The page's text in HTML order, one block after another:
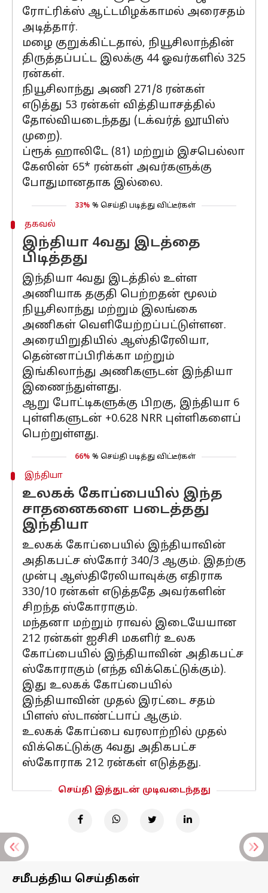
ரோட்ரிக்ஸ் ஆட்டமிழக்காமல் அரைசதம்
அடித்தார்.
மழை குறுக்கிட்டதால், நியூசிலாந்தின்
திருத்தப்பட்ட இலக்கு 44 ஓவர்களில் 325
ரன்கள்.
நியூசிலாந்து அணி 271/8 ரன்கள்
எடுத்து 53 ரன்கள் வித்தியாசத்தில்
தோல்வியடைந்தது (டக்வர்த் லூயிஸ்
முறை).
ப்ரூக் ஹாலிடே (81) மற்றும் இசபெல்லா
கேஸின் 65* ரன்கள் அவர்களுக்கு
போதுமானதாக இல்லை.
33% % செய்தி படித்து விட்டீர்கள்
தகவல்
இந்தியா 4வது இடத்தை
பிடித்தது
இந்தியா 4வது இடத்தில் உள்ள
அணியாக தகுதி பெற்றதன் மூலம்
நியூசிலாந்து மற்றும் இலங்கை
அணிகள் வெளியேற்றப்பட்டுள்ளன.
அரையிறுதியில் ஆஸ்திரேலியா,
தென்னாப்பிரிக்கா மற்றும்
இங்கிலாந்து அணிகளுடன் இந்தியா
இணைந்துள்ளது.
ஆறு போட்டிகளுக்கு பிறகு, இந்தியா 6
புள்ளிகளுடன் +0.628 NRR புள்ளிகளைப்
பெற்றுள்ளது.
66% % செய்தி படித்து விட்டீர்கள்
இந்தியா
உலகக் கோப்பையில் இந்த
சாதனைகளை படைத்தது
இந்தியா
உலகக் கோப்பையில் இந்தியாவின்
அதிகபட்ச ஸ்கோர் 340/3 ஆகும். இதற்கு
முன்பு ஆஸ்திரேலியாவுக்கு எதிராக
330/10 ரன்கள் எடுத்ததே அவர்களின்
சிறந்த ஸ்கோராகும்.
மந்தனா மற்றும் ராவல் இடையேயான
212 ரன்கள் ஐசிசி மகளிர் உலக
கோப்பையில் இந்தியாவின் அதிகபட்ச
ஸ்கோராகும் (எந்த விக்கெட்டுக்கும்).
இது உலகக் கோப்பையில்
இந்தியாவின் முதல் இரட்டை சதம்
பிளஸ் ஸ்டாண்ட்பாப் ஆகும்.
உலகக் கோப்பை வரலாற்றில் முதல்
விக்கெட்டுக்கு 4வது அதிகபட்ச
ஸ்கோராக 212 ரன்கள் எடுத்தது.
செய்தி இத்துடன் முடிவடைந்தது
சமீபத்திய செய்திகள்